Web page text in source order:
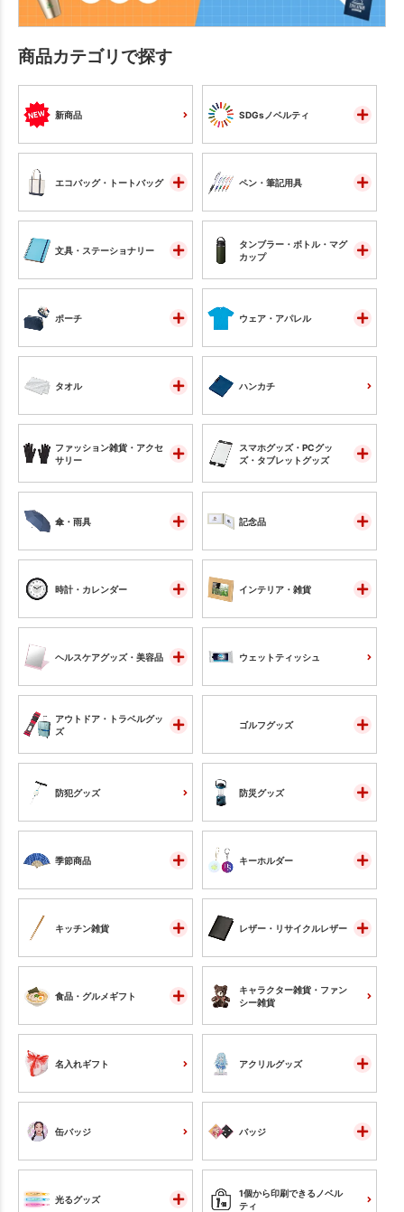
商品カテゴリで探す
新商品 SDGsノベルティ
エコバッグ・トートバッグ ペン・筆記用具
文具・ステーショナリー
タンブラー・ボトル・マグ
カップ
ポーチ ウェア・アパレル
タオル ハンカチ
ファッション雑貨・アクセ
サリー
スマホグッズ・PCグッ
ズ・タブレットグッズ
傘・雨具 記念品
時計・カレンダー インテリア・雑貨
ヘルスケアグッズ・美容品 ウェットティッシュ
アウトドア・トラベルグッ
ズ
ゴルフグッズ
防犯グッズ 防災グッズ
季節商品 キーホルダー
キッチン雑貨 レザー・リサイクルレザー
食品・グルメギフト
キャラクター雑貨・ファン
シー雑貨
名入れギフト アクリルグッズ
缶バッジ バッジ
光るグッズ
1個から印刷できるノベル
ティ